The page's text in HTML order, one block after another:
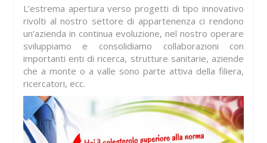
L’estrema apertura verso progetti di tipo innovativo
rivolti al nostro settore di appartenenza ci rendono
un’azienda in continua evoluzione, nel nostro operare
sviluppiamo e consolidiamo collaborazioni con
importanti enti di ricerca, strutture sanitarie, aziende
che a monte o a valle sono parte attiva della filiera,
ricercatori, ecc.